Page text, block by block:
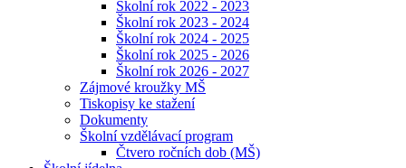
Školní rok 2022 - 2023
Školní rok 2023 - 2024
Školní rok 2024 - 2025
Školní rok 2025 - 2026
Školní rok 2026 - 2027
Zájmové kroužky MŠ
Tiskopisy ke stažení
Dokumenty
Školní vzdělávací program
Čtvero ročních dob (MŠ)